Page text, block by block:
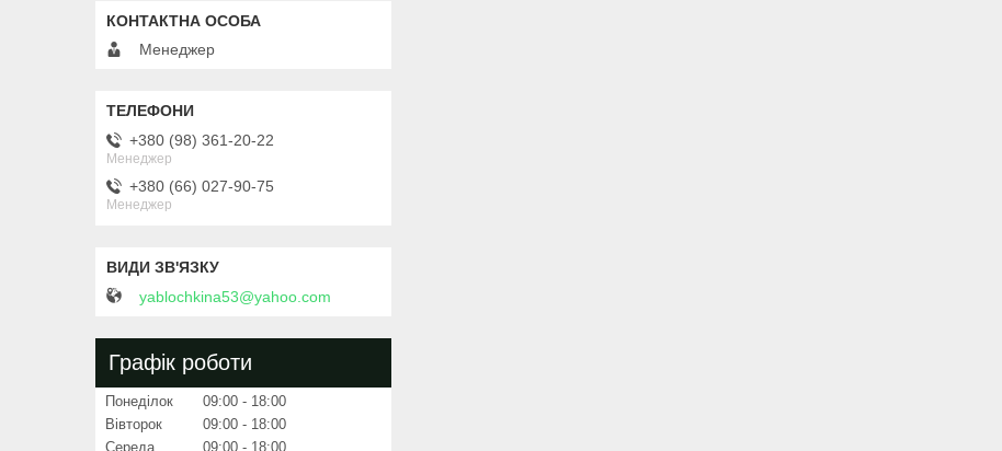
Менеджер
+380 (98) 361-20-22
Менеджер
+380 (66) 027-90-75
Менеджер
yablochkina53@yahoo.com
Графік роботи
Понеділок 09:00
18:00
Вівторок
09:00
18:00
Середа
09:00
18:00